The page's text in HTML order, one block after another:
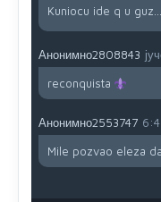
Kuniocu ide q u guz...
Анонимно2808843
reconquista
Анонимно2553747
Mile pozvao eleza